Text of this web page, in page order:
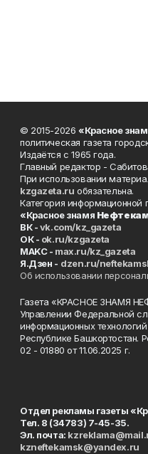
© 2015-2026 «Красное
политическая газета
Издаётся с 1965 года.
Главный редактор -
При использовании
kzgazeta.ru обязательна.
Категория информационной
«Красное знамя
ВК -vk.com/kz_gazeta
ОК - ok.ru/kzgazeta
MAKC - max.ru/kz_gazeta
Я.Дзен - dzen.ru/
Об использовании
Газета «КРАСНОЕ ЗНАМЯ
Управлении Федеральной
информационных
Республике Башкортостан.
02 - 01880 от 11.06.2025 г.
Отдел рекламы газеты
Тел. 8 (34783) 7-45-35.
Эл. почта:
kzneftekamsk@yandex.ru